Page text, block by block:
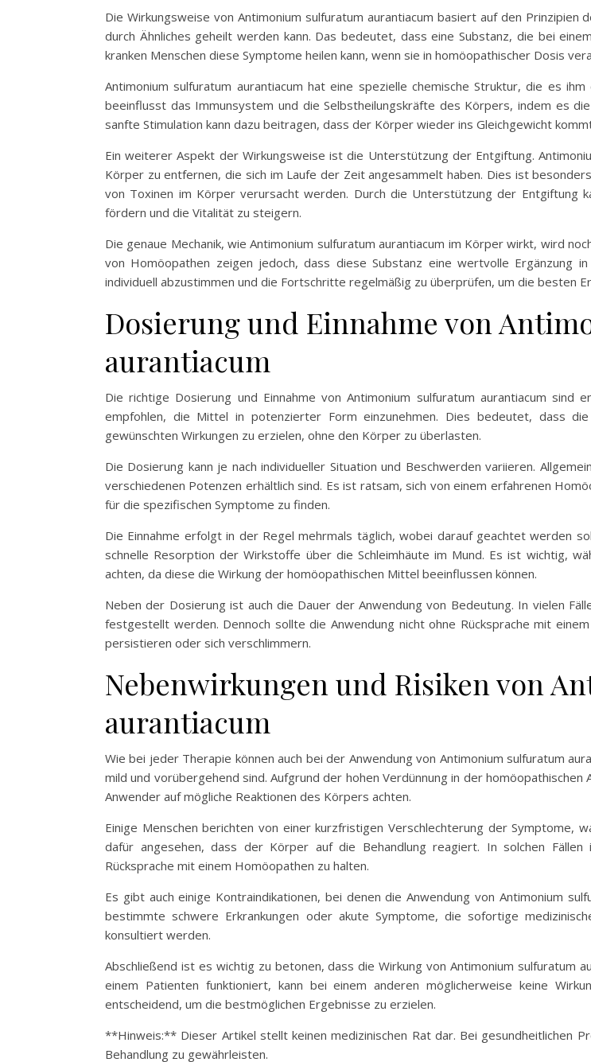
Die Wirkungsweise von Antimonium sulfuratum aurantiacum basiert auf den
durch Ähnliches geheilt werden kann. Das bedeutet, dass eine Substanz, die bei
kranken Menschen diese Symptome heilen kann, wenn sie in homöopathischer Dosis
Antimonium sulfuratum aurantiacum hat eine spezielle chemische Struktur, die es
beeinflusst das Immunsystem und die Selbstheilungskräfte des Körpers, indem es
sanfte Stimulation kann dazu beitragen, dass der Körper wieder ins Gleichgewicht
Ein weiterer Aspekt der Wirkungsweise ist die Unterstützung der Entgiftung.
Körper zu entfernen, die sich im Laufe der Zeit angesammelt haben. Dies ist
von Toxinen im Körper verursacht werden. Durch die Unterstützung der Entgiftung
fördern und die Vitalität zu steigern.
Die genaue Mechanik, wie Antimonium sulfuratum aurantiacum im Körper wirkt, wird
von Homöopathen zeigen jedoch, dass diese Substanz eine wertvolle Ergänzung
individuell abzustimmen und die Fortschritte regelmäßig zu überprüfen, um die besten
Dosierung und Einnahme von
aurantiacum
Die richtige Dosierung und Einnahme von Antimonium sulfuratum aurantiacum
empfohlen, die Mittel in potenzierter Form einzunehmen. Dies bedeutet, dass
gewünschten Wirkungen zu erzielen, ohne den Körper zu überlasten.
Die Dosierung kann je nach individueller Situation und Beschwerden variieren.
verschiedenen Potenzen erhältlich sind. Es ist ratsam, sich von einem erfahrenen
für die spezifischen Symptome zu finden.
Die Einnahme erfolgt in der Regel mehrmals täglich, wobei darauf geachtet werden
schnelle Resorption der Wirkstoffe über die Schleimhäute im Mund. Es ist wichtig,
achten, da diese die Wirkung der homöopathischen Mittel beeinflussen können.
Neben der Dosierung ist auch die Dauer der Anwendung von Bedeutung. In vielen
festgestellt werden. Dennoch sollte die Anwendung nicht ohne Rücksprache mit
persistieren oder sich verschlimmern.
Nebenwirkungen und Risiken von
aurantiacum
Wie bei jeder Therapie können auch bei der Anwendung von Antimonium sulfuratum
mild und vorübergehend sind. Aufgrund der hohen Verdünnung in der
Anwender auf mögliche Reaktionen des Körpers achten.
Einige Menschen berichten von einer kurzfristigen Verschlechterung der Symptome,
dafür angesehen, dass der Körper auf die Behandlung reagiert. In solchen
Rücksprache mit einem Homöopathen zu halten.
Es gibt auch einige Kontraindikationen, bei denen die Anwendung von Antimonium
bestimmte schwere Erkrankungen oder akute Symptome, die sofortige
konsultiert werden.
Abschließend ist es wichtig zu betonen, dass die Wirkung von Antimonium sulfuratum
einem Patienten funktioniert, kann bei einem anderen möglicherweise keine
entscheidend, um die bestmöglichen Ergebnisse zu erzielen.
**Hinweis:** Dieser Artikel stellt keinen medizinischen Rat dar. Bei gesundheitlichen
Behandlung zu gewährleisten.